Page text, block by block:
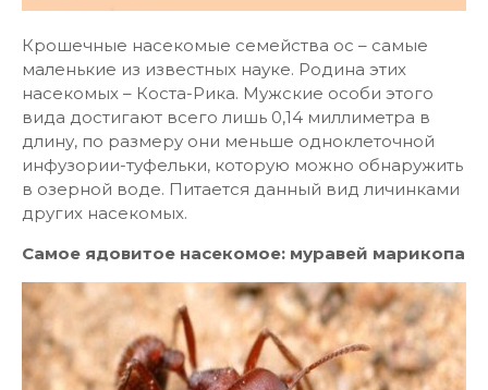
Крошечные насекомые семейства ос – самые
маленькие из известных науке. Родина этих
насекомых – Коста-Рика. Мужские особи этого
вида достигают всего лишь 0,14 миллиметра в
длину, по размеру они меньше одноклеточной
инфузории-туфельки, которую можно обнаружить
в озерной воде. Питается данный вид личинками
других насекомых.
Самое ядовитое насекомое: муравей марикопа